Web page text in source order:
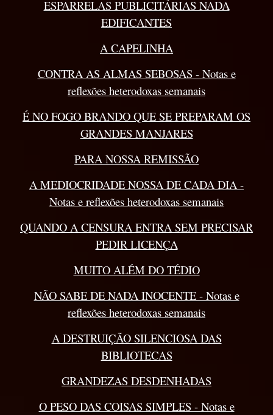
ESPARRELAS PUBLICITÁRIAS NADA
EDIFICANTES
A CAPELINHA
CONTRA AS ALMAS SEBOSAS - Notas e
reflexões heterodoxas semanais
É NO FOGO BRANDO QUE SE PREPARAM OS
GRANDES MANJARES
PARA NOSSA REMISSÃO
A MEDIOCRIDADE NOSSA DE CADA DIA -
Notas e reflexões heterodoxas semanais
QUANDO A CENSURA ENTRA SEM PRECISAR
PEDIR LICENÇA
MUITO ALÉM DO TÉDIO
NÃO SABE DE NADA INOCENTE - Notas e
reflexões heterodoxas semanais
A DESTRUIÇÃO SILENCIOSA DAS
BIBLIOTECAS
GRANDEZAS DESDENHADAS
O PESO DAS COISAS SIMPLES - Notas e